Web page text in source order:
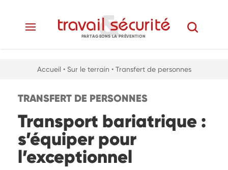
PARTAGEONS LA PRÉVENTION
Accueil • Sur le terrain • Transfert de personnes
TRANSFERT DE PERSONNES
Transport bariatrique :
s’équiper pour
l’exceptionnel